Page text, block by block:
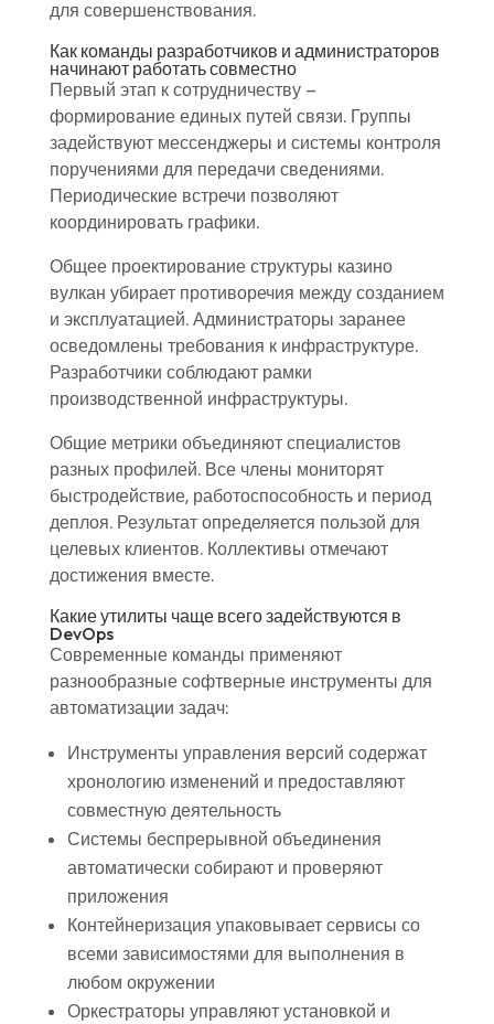
для совершенствования.
Как команды разработчиков и администраторов
начинают работать совместно
Первый этап к сотрудничеству –
формирование единых путей связи. Группы
задействуют мессенджеры и системы контроля
поручениями для передачи сведениями.
Периодические встречи позволяют
координировать графики.
Общее проектирование структуры казино
вулкан убирает противоречия между созданием
и эксплуатацией. Администраторы заранее
осведомлены требования к инфраструктуре.
Разработчики соблюдают рамки
производственной инфраструктуры.
Общие метрики объединяют специалистов
разных профилей. Все члены мониторят
быстродействие, работоспособность и период
деплоя. Результат определяется пользой для
целевых клиентов. Коллективы отмечают
достижения вместе.
Какие утилиты чаще всего задействуются в
DevOps
Современные команды применяют
разнообразные софтверные инструменты для
автоматизации задач:
Инструменты управления версий содержат
хронологию изменений и предоставляют
совместную деятельность
Системы беспрерывной объединения
автоматически собирают и проверяют
приложения
Контейнеризация упаковывает сервисы со
всеми зависимостями для выполнения в
любом окружении
Оркестраторы управляют установкой и